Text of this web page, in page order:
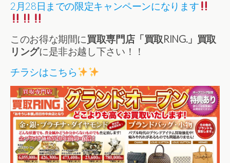
2月28日までの限定キャンペーンになります
このお得な期間に買取専門店「買取RING.」買取
リングに是非お越し下さい！！
チラシはこちら